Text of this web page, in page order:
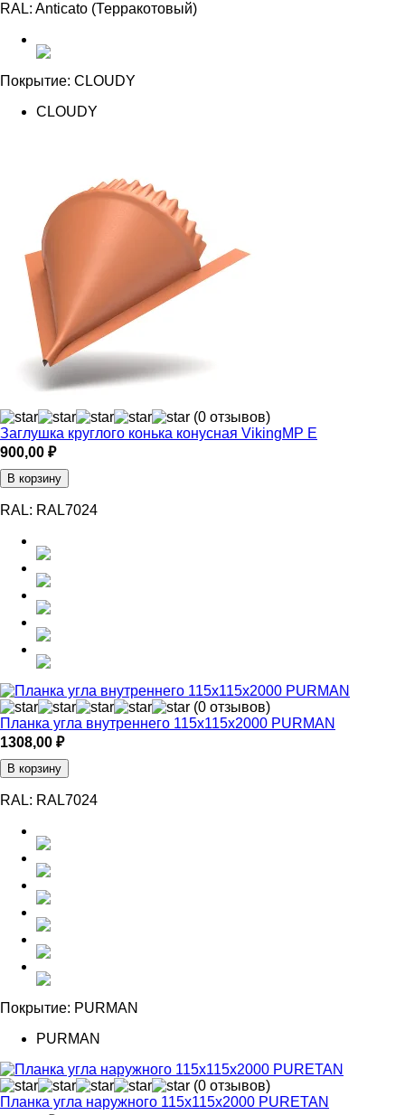
RAL: Anticato (Терракотовый)
Покрытие: CLOUDY
CLOUDY
(0 отзывов)
Заглушка круглого конька конусная VikingMP E
900,00 ₽
В корзину
RAL: RAL7024
(0 отзывов)
Планка угла внутреннего 115х115х2000 PURMAN
1308,00 ₽
В корзину
RAL: RAL7024
Покрытие: PURMAN
PURMAN
(0 отзывов)
Планка угла наружного 115х115х2000 PURETAN